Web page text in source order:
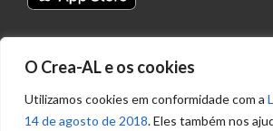
O Crea-AL e os cookies
Utilizamos cookies em conformidade com a
14 de agosto de 2018. Eles também nos
Transparência
Portal
Acesso à
Informação